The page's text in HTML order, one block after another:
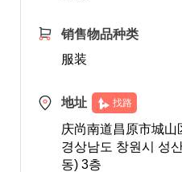
销售物品种类
服装
地址 找路
庆尚南道昌原市城
경상남도 창원시 성
동) 3층